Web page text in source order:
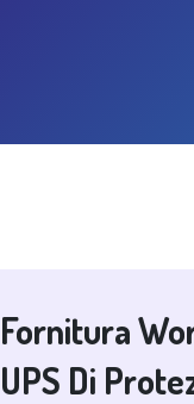
Fornitura
UPS Di